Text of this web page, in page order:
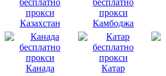
Казахстан Камбоджа
Канада Катар